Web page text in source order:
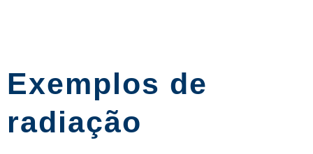
Exemplos de
radiação